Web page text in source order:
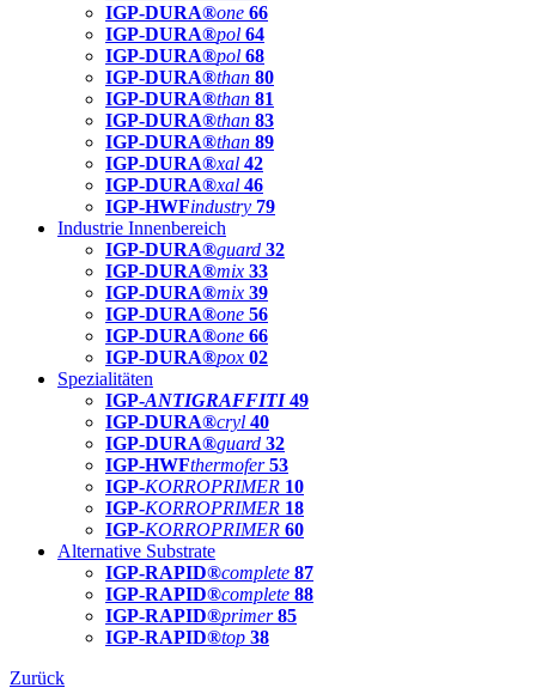
IGP-DURA®one 66
IGP-DURA®pol 64
IGP-DURA®pol 68
IGP-DURA®than 80
IGP-DURA®than 81
IGP-DURA®than 83
IGP-DURA®than 89
IGP-DURA®xal 42
IGP-DURA®xal 46
IGP-HWFindustry 79
Industrie Innenbereich
IGP-DURA®guard 32
IGP-DURA®mix 33
IGP-DURA®mix 39
IGP-DURA®one 56
IGP-DURA®one 66
IGP-DURA®pox 02
Spezialitäten
IGP-ANTIGRAFFITI49
IGP-DURA®cryl 40
IGP-DURA®guard 32
IGP-HWFthermofer 53
IGP-KORROPRIMER 10
IGP-KORROPRIMER 18
IGP-KORROPRIMER 60
Alternative Substrate
IGP-RAPID®complete 87
IGP-RAPID®complete 88
IGP-RAPID®primer 85
IGP-RAPID®top 38
Zurück